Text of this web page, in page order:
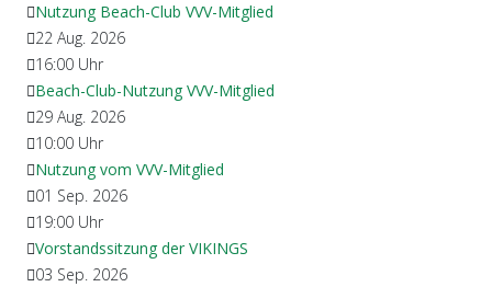
Nutzung Beach-Club VVV-Mitglied
22 Aug. 2026
16:00 Uhr
Beach-Club-Nutzung VVV-Mitglied
29 Aug. 2026
10:00 Uhr
Nutzung vom VVV-Mitglied
01 Sep. 2026
19:00 Uhr
Vorstandssitzung der VIKINGS
03 Sep. 2026